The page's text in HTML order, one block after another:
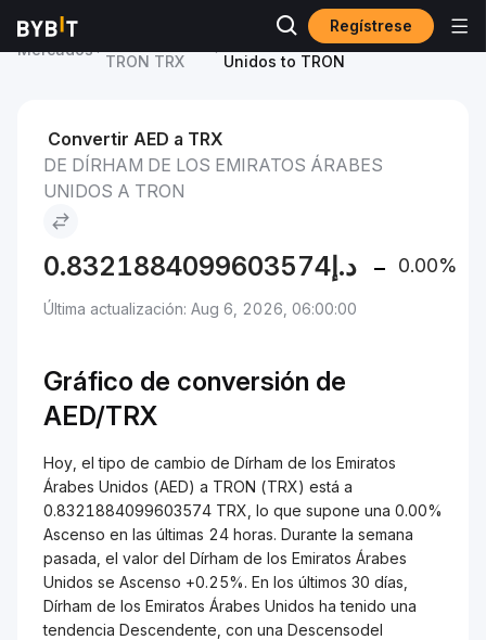
Regístrese
Mercados
TRON TRX
Dírham de los Emiratos Árabes
Unidos to TRON
Convertir AED a TRX
DE DÍRHAM DE LOS EMIRATOS ÁRABES
UNIDOS A TRON
د.إ0.8321884099603574 0.00%
Última actualización: Aug 6, 2026, 06:00:00
Gráfico de conversión de
AED/TRX
Hoy, el tipo de cambio de Dírham de los Emiratos
Árabes Unidos (AED) a TRON (TRX) está a
0.8321884099603574 TRX, lo que supone una 0.00%
Ascenso en las últimas 24 horas. Durante la semana
pasada, el valor del Dírham de los Emiratos Árabes
Unidos se Ascenso +0.25%. En los últimos 30 días,
Dírham de los Emiratos Árabes Unidos ha tenido una
tendencia Descendente, con una Descensodel